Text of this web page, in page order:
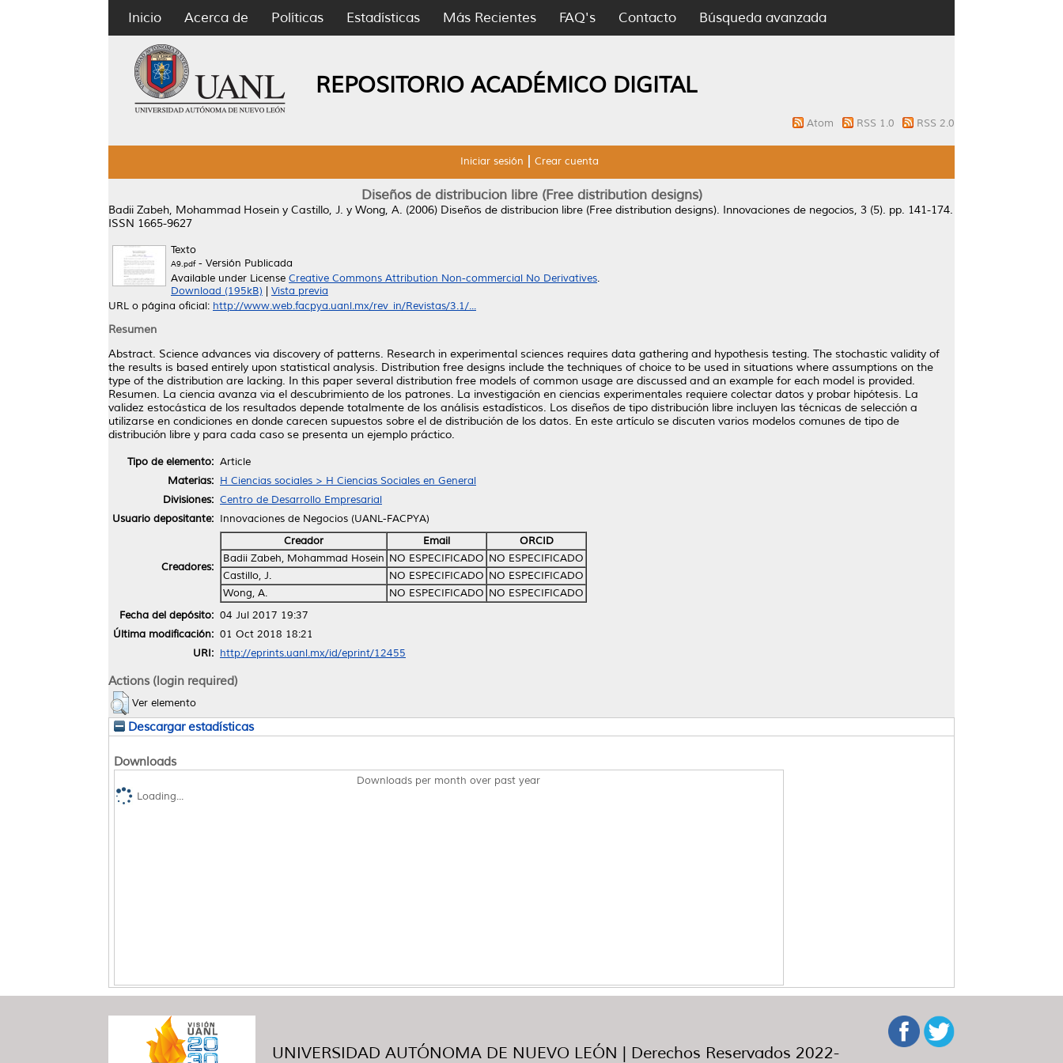
Inicio Acerca de Políticas Estadísticas Más Recientes FAQ's Contacto Búsqueda avanzada
REPOSITORIO ACADÉMICO DIGITAL
Atom RSS 1.0 RSS 2.0
Iniciar sesión Crear cuenta
Diseños de distribucion libre (Free distribution designs)
Badii Zabeh, Mohammad Hosein y Castillo, J. y Wong, A. (2006) Diseños de distribucion libre (Free distribution designs). Innovaciones de negocios, 3 (5). pp. 141-174.
ISSN 1665-9627
Texto
A9.pdf- Versión Publicada
Available under License Creative Commons Attribution Non-commercial No Derivatives.
Download (195kB)
Vista previa
URL o página oficial: http://www.web.facpya.uanl.mx/rev_in/Revistas/3.1/...
Resumen
Abstract. Science advances via discovery of patterns. Research in experimental sciences requires data gathering and hypothesis testing. The stochastic validity of
the results is based entirely upon statistical analysis. Distribution free designs include the techniques of choice to be used in situations where assumptions on the
type of the distribution are lacking. In this paper several distribution free models of common usage are discussed and an example for each model is provided.
Resumen. La ciencia avanza via el descubrimiento de los patrones. La investigación en ciencias experimentales requiere colectar datos y probar hipótesis. La
validez estocástica de los resultados depende totalmente de los análisis estadísticos. Los diseños de tipo distribución libre incluyen las técnicas de selección a
utilizarse en condiciones en donde carecen supuestos sobre el de distribución de los datos. En este artículo se discuten varios modelos comunes de tipo de
distribución libre y para cada caso se presenta un ejemplo práctico.
Tipo de elemento: Article
Materias: H Ciencias sociales > H Ciencias Sociales en General
Divisiones: Centro de Desarrollo Empresarial
Usuario depositante: Innovaciones de Negocios (UANL-FACPYA)
Creadores:
Creador Email
ORCID
Badii Zabeh, Mohammad Hosein NO ESPECIFICADO NO ESPECIFICADO
Castillo, J.
NO ESPECIFICADO NO ESPECIFICADO
Wong, A.
NO ESPECIFICADO NO ESPECIFICADO
Fecha del depósito: 04 Jul 2017 19:37
Última modificación: 01 Oct 2018 18:21
URI: http://eprints.uanl.mx/id/eprint/12455
Actions (login required)
Ver elemento
Descargar estadísticas
Downloads
Downloads per month over past year
Loading...
UNIVERSIDAD AUTÓNOMA DE NUEVO LEÓN | Derechos Reservados 2022-